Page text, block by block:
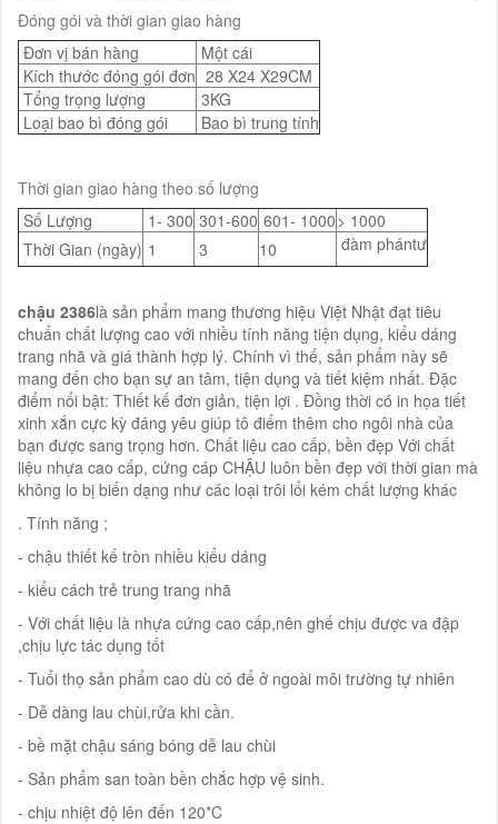
Đóng gói và thời gian giao hàng
Đơn vị bán hàng
Một cái
Kích thước đóng gói đơn 28 X24 X29CM
Tổng trọng lượng
3KG
Loại bao bì đóng gói
Bao bì trung tính
Thời gian giao hàng theo số lượng
Số Lượng
1- 300 301-600 601- 1000> 1000
Thời Gian (ngày) 1 3 10 đàm phántư
chậu 2386là sản phẩm mang thương hiệu Việt Nhật đạt tiêu
chuẩn chất lượng cao với nhiều tính năng tiện dụng, kiểu dáng
trang nhã và giá thành hợp lý. Chính vì thế, sản phẩm này sẽ
mang đến cho bạn sự an tâm, tiện dụng và tiết kiệm nhất. Đặc
điểm nổi bật: Thiết kế đơn giản, tiện lợi . Đồng thời có in họa tiết
xinh xắn cực kỳ đáng yêu giúp tô điểm thêm cho ngôi nhà của
bạn được sang trọng hơn. Chất liệu cao cấp, bền đẹp Với chất
liệu nhựa cao cấp, cứng cáp CHẬU luôn bền đẹp với thời gian mà
không lo bị biến dạng như các loại trôi lổi kém chất lượng khác
. Tính năng ;
- chậu thiết kế tròn nhiều kiểu dáng
- kiểu cách trẻ trung trang nhã
- Với chất liệu là nhựa cứng cao cấp,nên ghế chịu được va đập
,chịu lực tác dụng tốt
- Tuổi thọ sản phẩm cao dù có để ở ngoài môi trường tự nhiên
- Dễ dàng lau chùi,rửa khi cần.
- bề mặt chậu sáng bóng dễ lau chùi
- Sản phẩm san toàn bền chắc hợp vệ sinh.
- chịu nhiệt độ lên đến 120*C